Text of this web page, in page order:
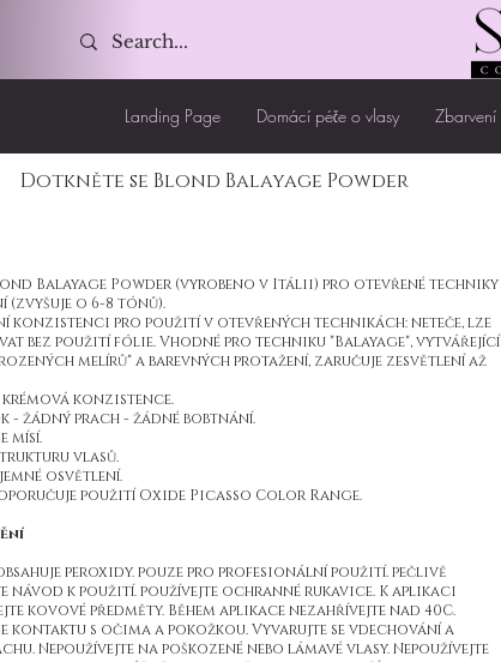
Landing Page Domácí péče o vlasy Zbarvení
Dotkněte se Blond Balayage Powder
Balayage Powder (vyrobeno v Itálii) pro otevřené techniky
(zvyšuje o 6-8 tónů).
konzistenci pro použití v otevřených technikách: neteče, lze
bez použití fólie. Vhodné pro techniku "Balayage", vytvářející
melírů" a barevných protažení, zaručuje zesvětlení až
konzistence.
- žádný prach - žádné bobtnání.
mísí.
vlasů.
osvětlení.
použití Oxide Picasso Color Range.
peroxidy. pouze pro profesionální použití. pečlivě
návod k použití. používejte ochranné rukavice. K aplikaci
kovové předměty. Během aplikace nezahřívejte nad 40C.
kontaktu s očima a pokožkou. Vyvarujte se vdechování a
Nepoužívejte na poškozené nebo lámavé vlasy. Nepoužívejte